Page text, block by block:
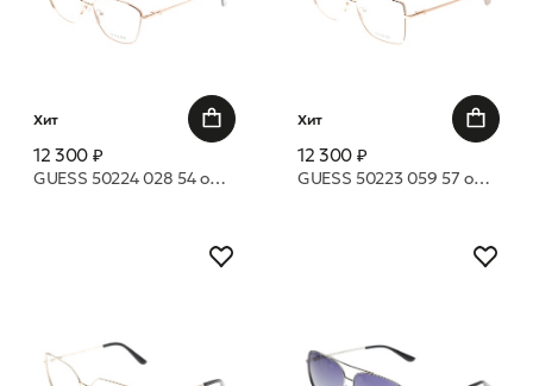
Хит
12 300 ₽
GUESS 50224 028 54 оправа
Хит
12 300 ₽
GUESS 50223 059 57 оправа